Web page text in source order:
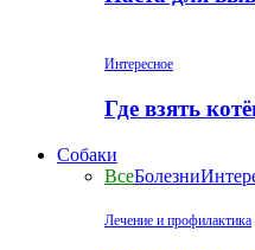
Интересное
Где взять
Собаки
ВсеБолезни
Лечение и профилактика